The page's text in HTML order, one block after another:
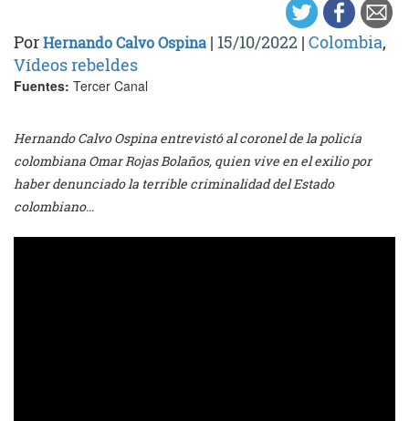
PorHernando Calvo Ospina | 15/10/2022 | Colombia,
Vídeos rebeldes
Fuentes: Tercer Canal
Hernando Calvo Ospina entrevistó al coronel de la policía
colombiana Omar Rojas Bolaños, quien vive en el exilio por
haber denunciado la terrible criminalidad del Estado
colombiano…